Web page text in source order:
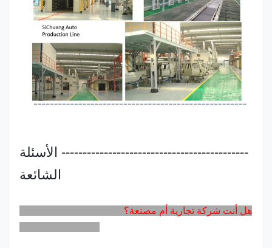
-------------------------------------------- الأسئلة
الشائعة
هل أنت شركة تجارية أم مصنعة؟